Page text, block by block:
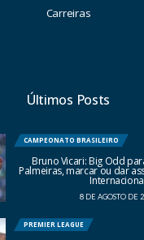
Carreiras
Últimos Posts
CAMPEONATO BRASILEIRO
Bruno Vicari: Big Odd
Palmeiras, marcar ou dar
8 DE AGOSTO DE
PREMIER LEAGUE